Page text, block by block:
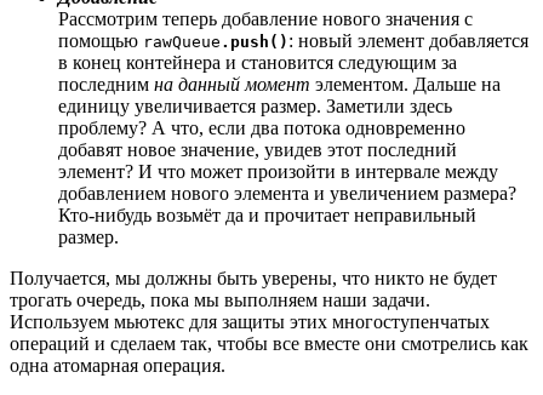
Рассмотрим теперь добавление нового значения с
помощью rawQueue .push() : новый элемент добавляется
в конец контейнера и становится следующим за
последним на данный момент элементом. Дальше на
единицу увеличивается размер. Заметили здесь
проблему? А что, если два потока одновременно
добавят новое значение, увидев этот последний
элемент? И что может произойти в интервале между
добавлением нового элемента и увеличением размера?
Кто-нибудь возьмёт да и прочитает неправильный
размер.
Получается, мы должны быть уверены, что никто не будет
трогать очередь, пока мы выполняем наши задачи.
Используем мьютекс для защиты этих многоступенчатых
операций и сделаем так, чтобы все вместе они смотрелись как
одна атомарная операция.